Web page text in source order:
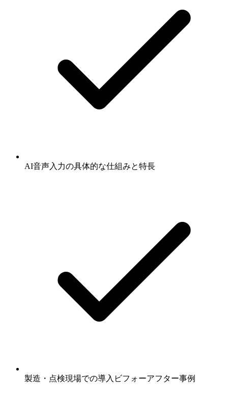
AI音声入力の具体的な仕組みと特長
製造・点検現場での導入ビフォーアフター事例